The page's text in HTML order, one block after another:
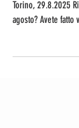
Verdessenza